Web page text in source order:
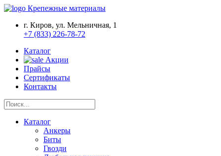
Крепежные материалы
г. Киров, ул. Мельничная, 1
+7 (833) 226-78-72
Каталог
Акции
Прайсы
Сертификаты
Контакты
Каталог
Анкеры
Биты
Гвозди